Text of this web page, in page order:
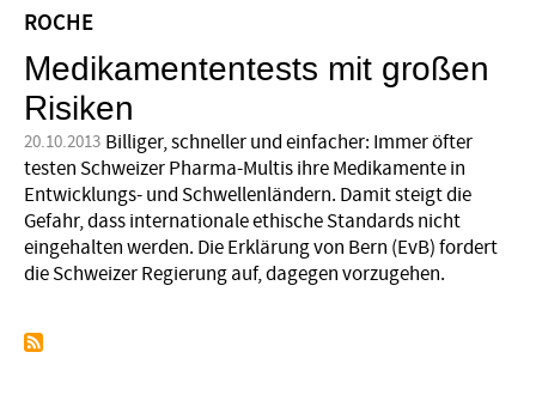
ROCHE
Medikamententests mit großen
Risiken
20.10.2013 Billiger, schneller und einfacher: Immer öfter
testen Schweizer Pharma-Multis ihre Medikamente in
Entwicklungs- und Schwellenländern. Damit steigt die
Gefahr, dass internationale ethische Standards nicht
eingehalten werden. Die Erklärung von Bern (EvB) fordert
die Schweizer Regierung auf, dagegen vorzugehen.